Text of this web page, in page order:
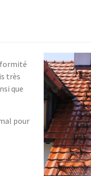
très
que
pour